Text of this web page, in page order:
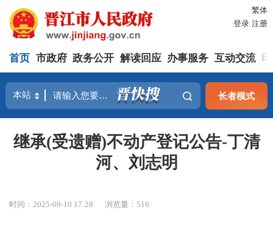
繁体
登录 注册
首页 市政府 政务公开 解读回应 办事服务 互动交流
长者模式
继承(受遗赠)不动产登记公告-丁清
河、刘志明
时间：2025-09-10 17:28 浏览量：516